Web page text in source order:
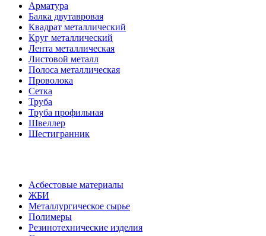
Арматура
Балка двутавровая
Квадрат металлический
Круг металлический
Лента металлическая
Листовой металл
Полоса металлическая
Проволока
Сетка
Труба
Труба профильная
Швеллер
Шестигранник
Асбестовые материалы
ЖБИ
Металлургическое сырье
Полимеры
Резинотехнические изделия